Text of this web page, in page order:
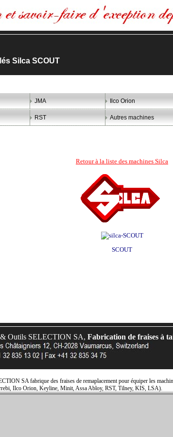
Silca SCOUT
JMA Ilco Orion
RST Autres machines
Retour à la liste des machines Silca
SCOUT
& Outils SELECTION SA, Fabrication de fraises à
SA fabrique des fraises de remaplacement pour équiper les
Ilco Orion, Keyline, Minit, Assa Abloy, RST, Tilney, KIS, LSA).